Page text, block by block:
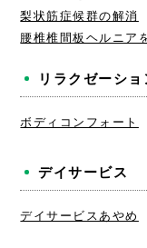
梨状筋症候群の解消
腰椎椎間板ヘルニア
リラクゼーショ
ボディコンフォート
デイサービス
デイサービスあやめ